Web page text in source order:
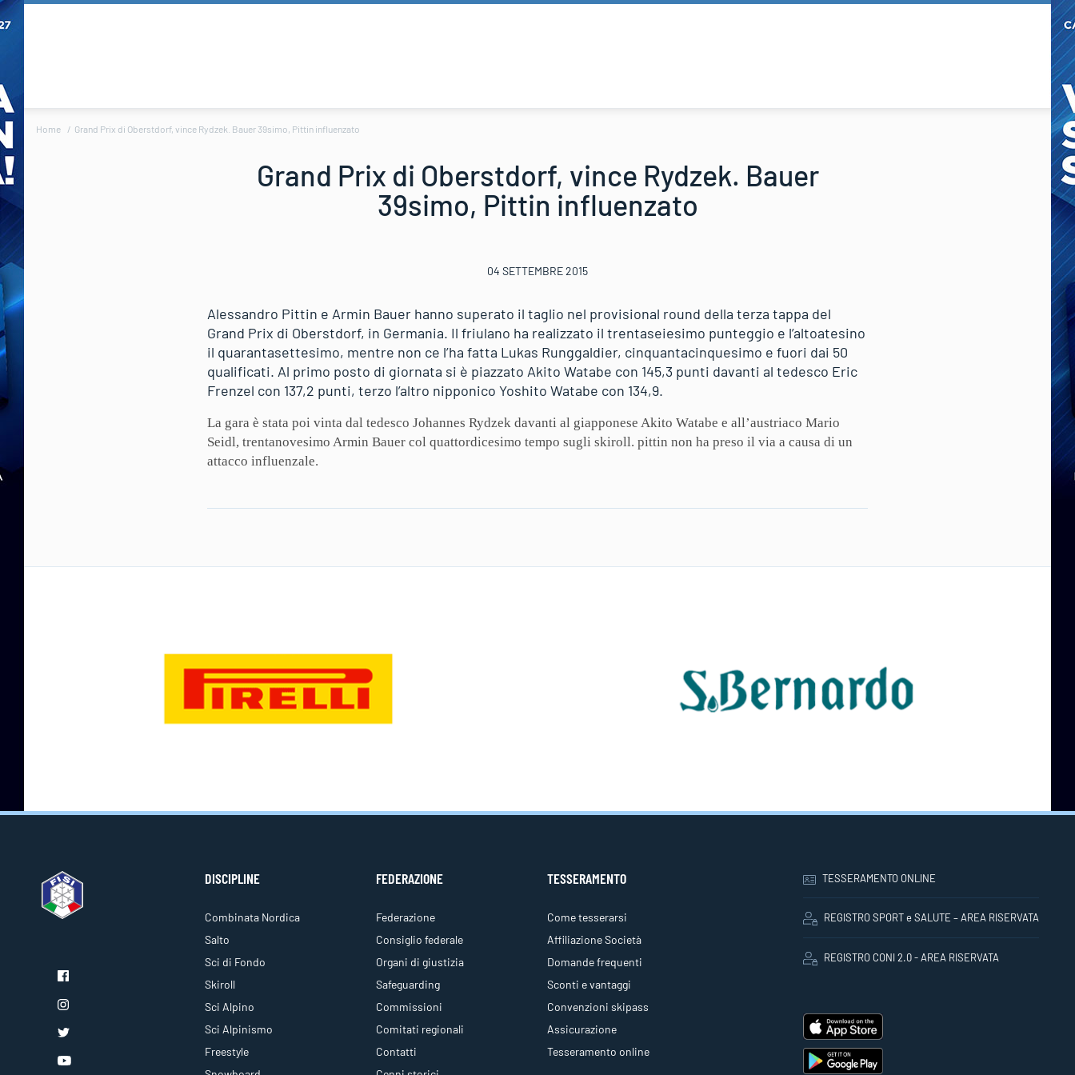
Home Grand Prix di Oberstdorf, vince Rydzek. Bauer 39simo, Pittin influenzato
Grand Prix di Oberstdorf, vince Rydzek. Bauer
39simo, Pittin influenzato
04 SETTEMBRE 2015
Alessandro Pittin e Armin Bauer hanno superato il taglio nel provisional round della terza tappa del
Grand Prix di Oberstdorf, in Germania. Il friulano ha realizzato il trentaseiesimo punteggio e l’altoatesino
il quarantasettesimo, mentre non ce l’ha fatta Lukas Runggaldier, cinquantacinquesimo e fuori dai 50
qualificati. Al primo posto di giornata si è piazzato Akito Watabe con 145,3 punti davanti al tedesco Eric
Frenzel con 137,2 punti, terzo l’altro nipponico Yoshito Watabe con 134,9.
La gara è stata poi vinta dal tedesco Johannes Rydzek davanti al giapponese Akito Watabe e all’austriaco Mario
Seidl, trentanovesimo Armin Bauer col quattordicesimo tempo sugli skiroll. pittin non ha preso il via a causa di un
attacco influenzale.
DISCIPLINE
Combinata Nordica
Salto
Sci di Fondo
Skiroll
Sci Alpino
Sci Alpinismo
Freestyle
FEDERAZIONE
Federazione
Consiglio federale
Organi di giustizia
Safeguarding
Commissioni
Comitati regionali
Contatti
TESSERAMENTO
Come tesserarsi
Affiliazione Società
Domande frequenti
Sconti e vantaggi
Convenzioni skipass
Assicurazione
Tesseramento online
TESSERAMENTO ONLINE
REGISTRO SPORT e SALUTE – AREA RISERVATA
REGISTRO CONI 2.0 - AREA RISERVATA